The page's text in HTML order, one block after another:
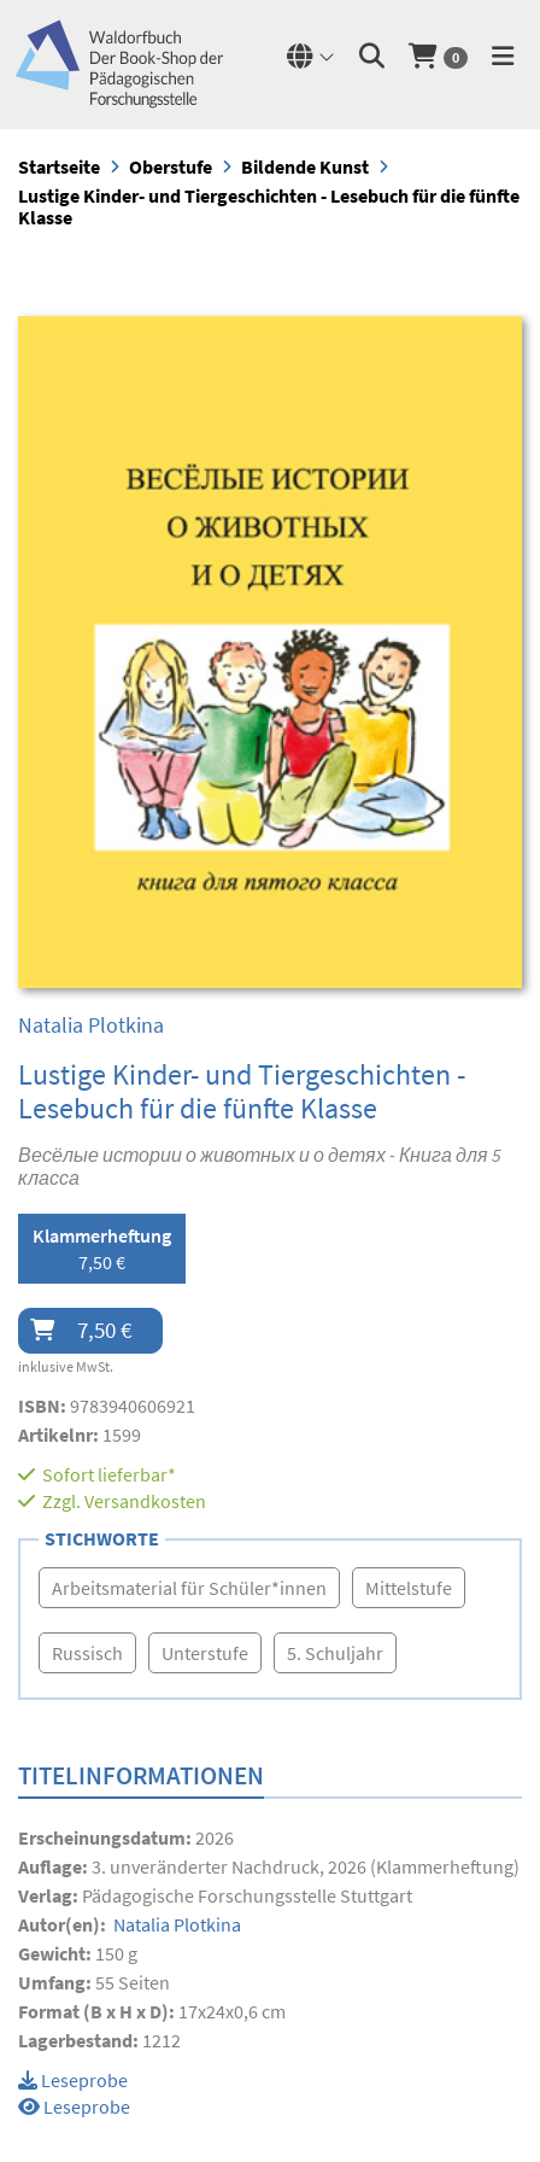
0
Startseite Oberstufe
Bildende Kunst
Lustige Kinder- und Tiergeschichten - Lesebuch für die fünfte
Klasse
Natalia Plotkina
Lustige Kinder- und Tiergeschichten -
Lesebuch für die fünfte Klasse
Весёлые истории о животных и о детях - Книга для 5
класса
Klammerheftung
7,50 €
7,50 €
inklusive MwSt.
ISBN: 9783940606921
Artikelnr: 1599
Sofort lieferbar*
Zzgl. Versandkosten
STICHWORTE
Arbeitsmaterial für Schüler*innen Mittelstufe
Russisch Unterstufe 5. Schuljahr
TITELINFORMATIONEN
Erscheinungsdatum: 2026
Auflage: 3. unveränderter Nachdruck, 2026 (Klammerheftung)
Verlag: Pädagogische Forschungsstelle Stuttgart
Autor(en): Natalia Plotkina
Gewicht: 150 g
Umfang: 55 Seiten
Format (B x H x D): 17x24x0,6 cm
Lagerbestand: 1212
Leseprobe
Leseprobe